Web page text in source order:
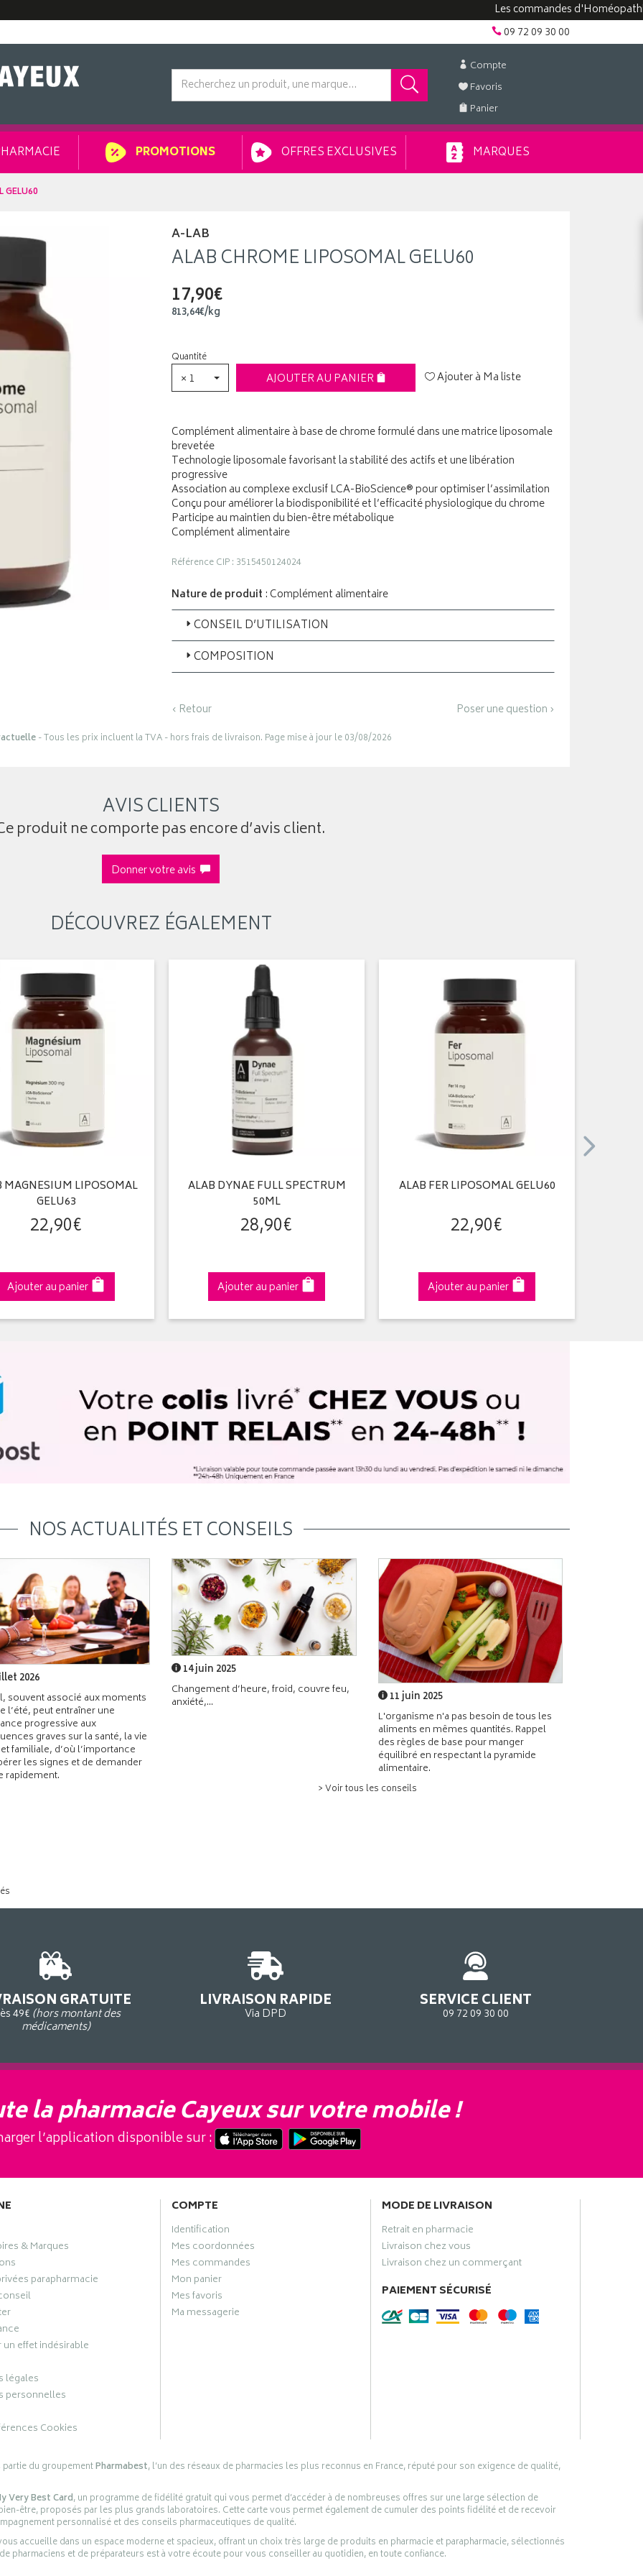
Les commandes d'Homéopathie
09 72 09 30 00
Compte
Favoris
Panier
PROMOTIONS OFFRES EXCLUSIVES MARQUES
GELU60
A-LAB
ALAB CHROME LIPOSOMAL GELU60
17,90€
813,64€/kg
Quantité
× 1 AJOUTER AU PANIER Ajouter à Ma liste
Complément alimentaire à base de chrome formulé dans une matrice liposomale
brevetée
Technologie liposomale favorisant la stabilité des actifs et une libération
progressive
Association au complexe exclusif LCA-BioScience® pour optimiser l’assimilation
Conçu pour améliorer la biodisponibilité et l’efficacité physiologique du chrome
Participe au maintien du bien-être métabolique
Complément alimentaire
Référence CIP : 3515450124024
Nature de produit : Complément alimentaire
CONSEIL D’UTILISATION
COMPOSITION
‹ Retour Poser une question ›
- Tous les prix incluent la TVA - hors frais de livraison. Page mise à jour le 03/08/2026
AVIS CLIENTS
produit ne comporte pas encore d’avis client.
Donner votre avis
DÉCOUVREZ ÉGALEMENT
MAGNESIUM LIPOSOMAL
GELU63
22,90€
Ajouter au panier
ALAB DYNAE FULL SPECTRUM
50ML
28,90€
Ajouter au panier
ALAB FER LIPOSOMAL GELU60
22,90€
Ajouter au panier
NOS ACTUALITÉS ET CONSEILS
2026
souvent associé aux moments
l’été, peut entraîner une
progressive aux
graves sur la santé, la vie
familiale, d’où l’importance
les signes et de demander
rapidement.
14 juin 2025
Changement d’heure, froid, couvre feu,
anxiété,...
11 juin 2025
L'organisme n'a pas besoin de tous les
aliments en mêmes quantités. Rappel
des règles de base pour manger
équilibré en respectant la pyramide
alimentaire.
> Voir tous les conseils
GRATUITE
49€(hors montant des
médicaments)
LIVRAISON RAPIDE
Via DPD
SERVICE CLIENT
09 72 09 30 00
la pharmacie Cayeux sur votre mobile !
l’application disponible sur :
& Marques
parapharmacie
effet indésirable
légales
personnelles
Cookies
COMPTE
Identification
Mes coordonnées
Mes commandes
Mon panier
Mes favoris
Ma messagerie
MODE DE LIVRAISON
Retrait en pharmacie
Livraison chez vous
Livraison chez un commerçant
PAIEMENT SÉCURISÉ
du groupementPharmabest, l’un des réseaux de pharmacies les plus reconnus en France, réputé pour son exigence de qualité,
Very Best Card, un programme de fidélité gratuit qui vous permet d’accéder à de nombreuses offres sur une large sélection de
être, proposés par les plus grands laboratoires. Cette carte vous permet également de cumuler des points fidélité et de recevoir
personnalisé et des conseils pharmaceutiques de qualité.
accueille dans un espace moderne et spacieux, offrant un choix très large de produits en pharmacie et parapharmacie, sélectionnés
pharmaciens et de préparateurs est à votre écoute pour vous conseiller au quotidien, en toute confiance.